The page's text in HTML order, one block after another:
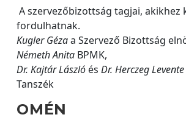
A szervezőbizottság tagjai, akikhez
fordulhatnak.
Kugler Gézaa Szervező Bizottság
Németh Anita BPMK,
Dr. Kajtár László és Dr. Herczeg Levente
Tanszék
OMÉN